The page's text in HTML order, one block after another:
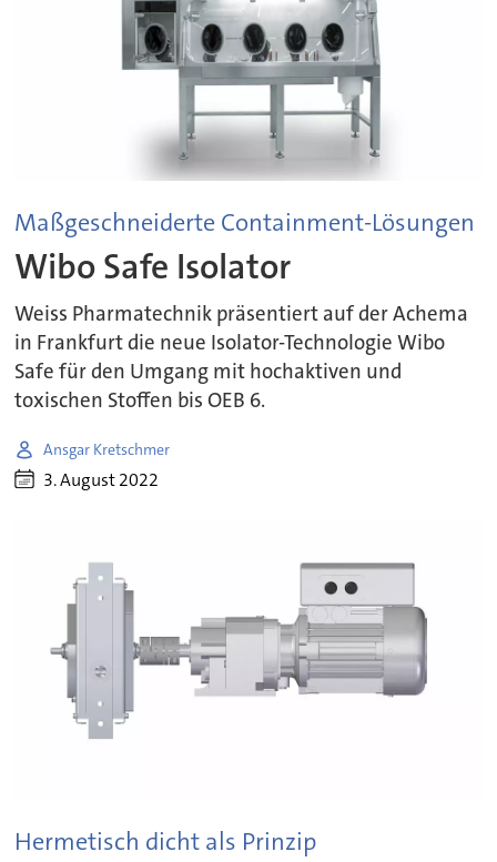
Maßgeschneiderte Containment-Lösungen
Wibo Safe Isolator
Weiss Pharmatechnik präsentiert auf der Achema
in Frankfurt die neue Isolator-Technologie Wibo
Safe für den Umgang mit hochaktiven und
toxischen Stoffen bis OEB 6.
Ansgar Kretschmer
3. August 2022
Hermetisch dicht als Prinzip